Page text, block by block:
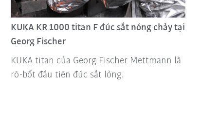
KUKA KR 1000 titan F đúc sắt nóng chảy tại
Georg Fischer
KUKA titan của Georg Fischer Mettmann là
rô-bốt đầu tiên đúc sắt lỏng.